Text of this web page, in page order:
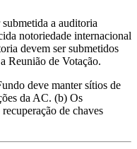
a auditoria
notoriedade internacional
devem ser submetidos
Reunião de Votação.
deve manter sítios de
da AC. (b) Os
de chaves